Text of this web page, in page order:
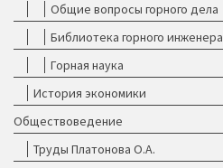
Общие вопросы горного дела
Библиотека горного инженера
Горная наука
История экономики
Обществоведение
Труды Платонова О.А.